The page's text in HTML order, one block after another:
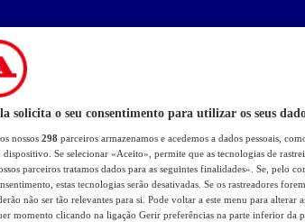
solicita o seu consentimento para utilizar os seus
nossos 298 parceiros armazenamos e acedemos a dados pessoais,
dispositivo. Se selecionar «Aceito», permite que as tecnologias de
parceiros tratamos dados para as seguintes finalidades». Se, pelo
estas tecnologias serão desativadas. Se os rastreadores
não ser tão relevantes para si. Pode voltar a este menu para alterar
momento clicando na ligação Gerir preferências na parte inferior da